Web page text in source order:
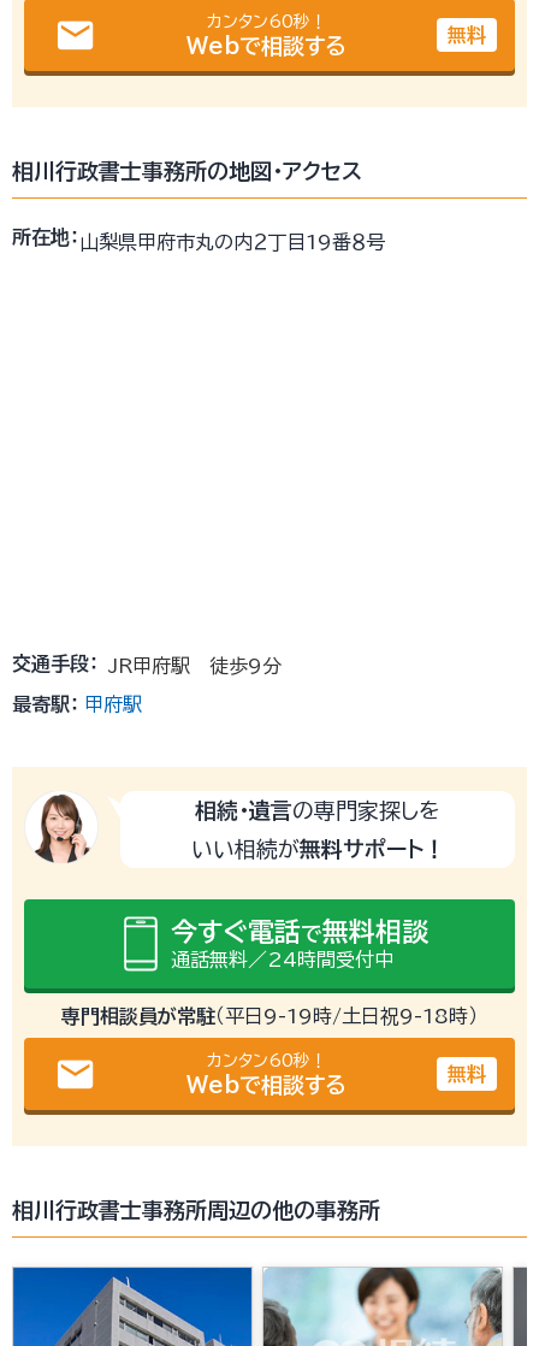
email カンタン60秒！
Webで相談する 無料
相川行政書士事務所の地図・アクセス
所在地：山梨県甲府市丸の内２丁目19番８号
交通手段：
JR甲府駅 徒歩9分
最寄駅： 甲府駅
相続・遺言の専門家探しを
いい相続が無料サポート！
今すぐ電話で無料相談
通話無料／24時間受付中
専門相談員が常駐（平日9-19時/土日祝9-18時）
email カンタン60秒！
Webで相談する 無料
相川行政書士事務所周辺の他の事務所